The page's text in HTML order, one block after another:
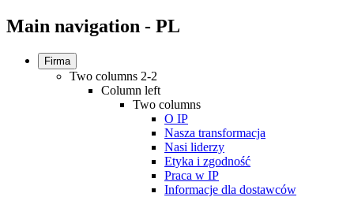
Main navigation - PL
Firma
Two columns 2-2
Column left
Two columns
O IP
Nasza transformacja
Nasi liderzy
Etyka i zgodność
Praca w IP
Informacje dla dostawców